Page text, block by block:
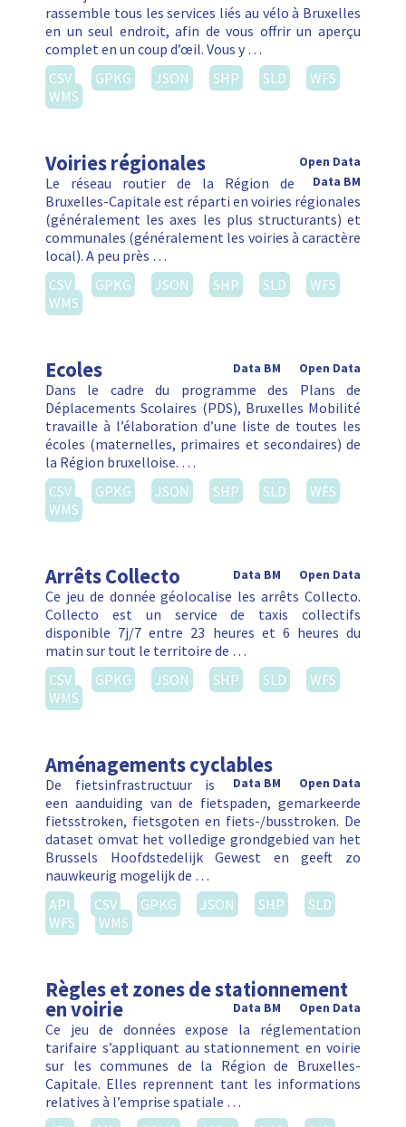
rassemble tous les services liés au vélo à Bruxelles
en un seul endroit, afin de vous offrir un aperçu
complet en un coup d’œil. Vous y …
CSV
GPKG JSON SHP SLD
WFS
WMS
Voiries régionales
Open Data
Data BM
Le réseau routier de la Région de
Bruxelles-Capitale est réparti en voiries régionales
(généralement les axes les plus structurants) et
communales (généralement les voiries à caractère
local). A peu près …
CSV
GPKG JSON SHP SLD
WFS
WMS
Ecoles Open Data
Data BM
Dans le cadre du programme des Plans de
Déplacements Scolaires (PDS), Bruxelles Mobilité
travaille à l’élaboration d’une liste de toutes les
écoles (maternelles, primaires et secondaires) de
la Région bruxelloise. …
CSV
GPKG JSON SHP SLD
WFS
WMS
Arrêts Collecto Open Data
Data BM
Ce jeu de donnée géolocalise les arrêts Collecto.
Collecto est un service de taxis collectifs
disponible 7j/7 entre 23 heures et 6 heures du
matin sur tout le territoire de …
CSV
GPKG JSON SHP SLD
WFS
WMS
Aménagements cyclables
Open Data
Data BM
De fietsinfrastructuur is
een aanduiding van de fietspaden, gemarkeerde
fietsstroken, fietsgoten en fiets-/busstroken. De
dataset omvat het volledige grondgebied van het
Brussels Hoofdstedelijk Gewest en geeft zo
nauwkeurig mogelijk de …
API
CSV GPKG JSON SHP
SLD
WFS
WMS
Règles et zones de stationnement
en voirie Open Data
Data BM
Ce jeu de données expose la réglementation
tarifaire s’appliquant au stationnement en voirie
sur les communes de la Région de Bruxelles-
Capitale. Elles reprennent tant les informations
relatives à l’emprise spatiale …